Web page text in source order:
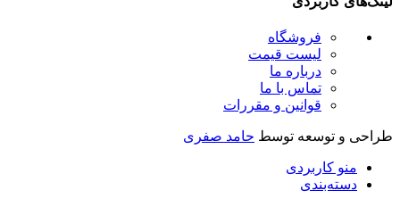
فروشگاه
لیست قیمت
درباره ما
تماس با ما
قوانین و مقررات
و توسعه توسطحامد صفری
منو کاربردی
دسته‌بندی